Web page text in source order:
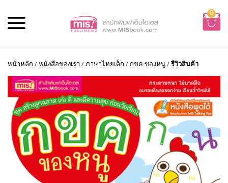
0
หน้าหลัก /หนังสือของเรา /ภาษาไทยเด็ก / กขค ของหนู/รีวิวสินค้า